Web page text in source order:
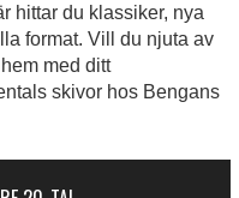
hittar du klassiker, nya
format. Vill du njuta av
med ditt
skivor hos Bengans